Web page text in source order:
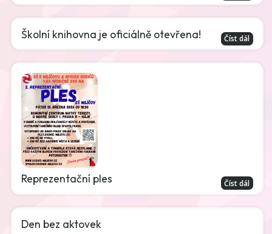
Školní knihovna je oficiálně otevřena! Číst dál
Reprezentační ples Číst dál
Den bez aktovek